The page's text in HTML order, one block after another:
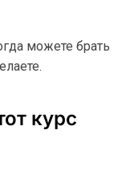
можете брать
курс